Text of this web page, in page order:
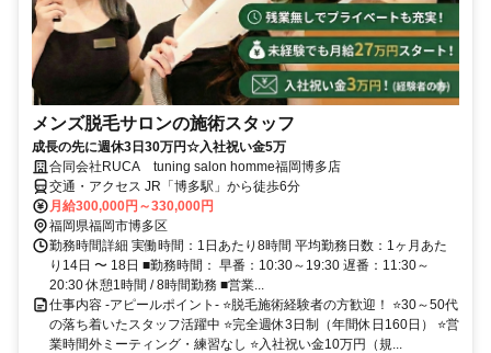
メンズ脱毛サロンの施術スタッフ
成長の先に週休3日30万円☆入社祝い金5万
合同会社RUCA tuning salon homme福岡博多店
交通・アクセス JR「博多駅」から徒歩6分
月給300,000円～330,000円
福岡県福岡市博多区
勤務時間詳細 実働時間：1日あたり8時間 平均勤務日数：1ヶ月あた
り14日 〜 18日 ■勤務時間： 早番：10:30～19:30 遅番：11:30～
20:30 休憩1時間 / 8時間勤務 ■営業...
仕事内容 -アピールポイント- ⭐脱毛施術経験者の方歓迎！ ⭐30～50代
の落ち着いたスタッフ活躍中 ⭐完全週休3日制（年間休日160日） ⭐営
業時間外ミーティング・練習なし ⭐入社祝い金10万円（規...